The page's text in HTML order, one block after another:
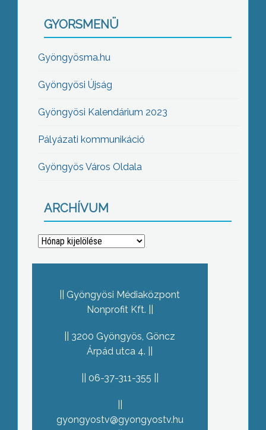
GYORSMENÜ
Gyöngyösma.hu
Gyöngyösi Újság
Gyöngyösi Kalendárium 2023
Pályázati kommunikáció
Gyöngyös Város Oldala
ARCHÍVUM
Archívum
Gyöngyösi Médiaközpont
Nonprofit Kft.
3200 Gyöngyös, Göncz
Árpád utca 4.
06-37-311-355
gyongyostv@gyongyostv.hu